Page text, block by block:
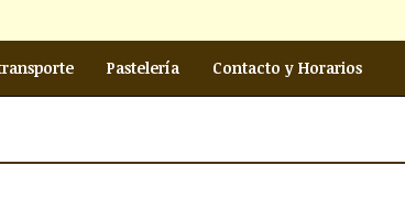
Pastelería Contacto y Horarios